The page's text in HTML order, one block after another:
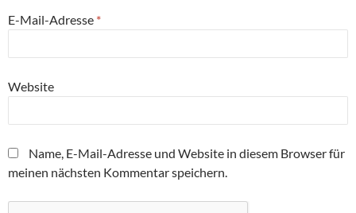
E-Mail-Adresse *
Website
Name, E-Mail-Adresse und Website in diesem Browser für
meinen nächsten Kommentar speichern.